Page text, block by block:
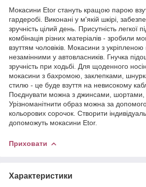
Мокасини Etor стануть кращою парою
гардеробі. Виконані у м'якій шкірі,
зручність цілий день. Присутність легкої
комбінація різних матеріалів - зробили
взуттям чоловіків. Мокасини з
незамінними у автовласників. Гнучка
зручність при ходьбі. Для щоденного
мокасини з бахромою, заклепками,
стилю - це буде взуття на невисокому
Поєднувати можна з джинсами, шортами,
Урізноманітнити образ можна за
кольорових сорочок. Створити
допоможуть мокасини Etor.
Приховати
Характеристики